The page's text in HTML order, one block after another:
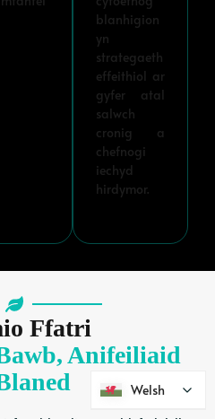
blanhigion
yn
strategaeth
effeithiol ar
gyfer atal
salwch
cronig a
chefnogi
iechyd
hirdymor.
Ffatri
Anifeiliaid
Welsh
Welsh